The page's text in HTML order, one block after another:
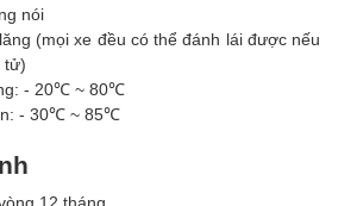
nói
(mọi xe đều có thể đánh lái được nếu
tử)
- 20℃ ~ 80℃
- 30℃ ~ 85℃